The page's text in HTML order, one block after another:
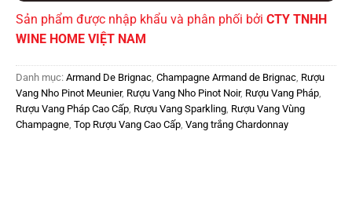
Sản phẩm được nhập khẩu và phân phối bởi CTY TNHH
WINE HOME VIỆT NAM
Danh mục: Armand De Brignac Champagne Armand de Brignac Rượu
Vang Nho Pinot Meunier, Rượu Vang Nho Pinot Noir, Rượu Vang Pháp
Rượu Vang Pháp Cao Cấp Rượu Vang Sparkling Rượu Vang Vùng
Champagne Top Rượu Vang Cao Cấp Vang trắng Chardonnay